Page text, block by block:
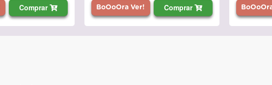
Comprar BoOoOra Ver! Comprar